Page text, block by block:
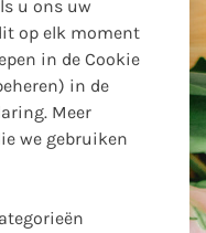
u ons uw
op elk moment
in de Cookie
in de
Meer
we gebruiken